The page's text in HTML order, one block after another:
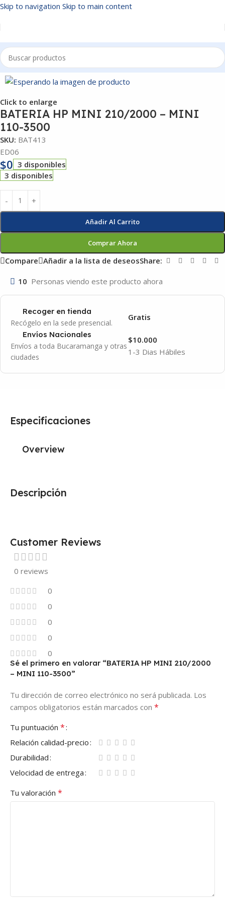
Skip to navigation Skip to main content
Inicio/BATERIAS
Click to enlarge
BATERIA HP MINI 210/2000 – MINI
110-3500
SKU: BAT413
ED06
$0 3 disponibles
3 disponibles
Añadir Al Carrito
Comprar Ahora
Compare Añadir a la lista de deseosShare:
10 Personas viendo este producto ahora
Recoger en tienda
Recógelo en la sede presencial.
Gratis
Envíos Nacionales
Envíos a toda Bucaramanga y otras
ciudades
1-3 Dias Hábiles
$10.000
Descripción
Especificaciones
Overview
Customer Reviews
0 reviews
0
0
0
0
0
Sé el primero en valorar “BATERIA HP MINI 210/2000
– MINI 110-3500”
Tu dirección de correo electrónico no será publicada. Los
campos obligatorios están marcados con *
Tu puntuación *
Relación calidad-precio
Durabilidad
Velocidad de entrega
Tu valoración *